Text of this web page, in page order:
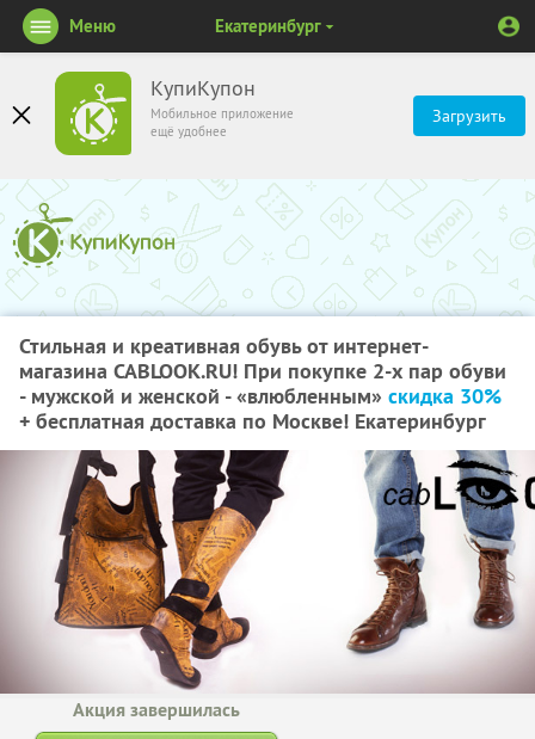
КупиКупон
Мобильное приложение
ещё удобнее
Загрузить
Меню Екатеринбург
Стильная и креативная обувь от интернет-
магазина CABLOOK.RU! При покупке 2-х пар обуви
- мужской и женской - «влюбленным» скидка 30%
+ бесплатная доставка по Москве! Екатеринбург
Акция завершилась